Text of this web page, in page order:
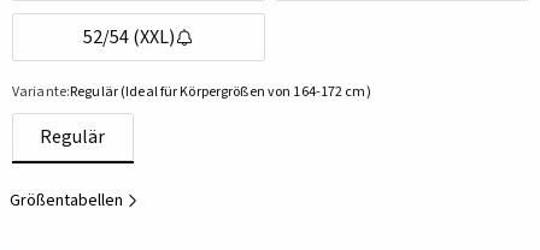
52/54 (XXL)
Variante:Regulär (Ideal für Körpergrößen von 164-172 cm)
Regulär
Größentabellen